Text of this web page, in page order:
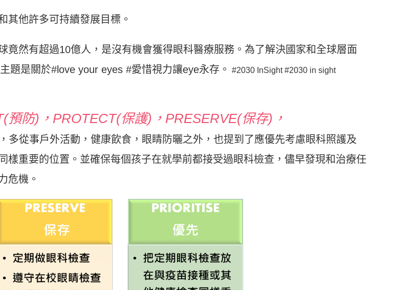
其他許多可持續發展目標。
然有超過10億人，是沒有機會獲得眼科醫療服務。為了解決國家和全球層面
題是關於#love your eyes #愛惜視力讓eye永存。
#2030 InSight #2030 in sight
預防)，PROTECT(保護)，PRESERVE(保存)，
多從事戶外活動，健康飲食，眼睛防曬之外，也提到了應優先考慮眼科照護及
重要的位置。並確保每個孩子在就學前都接受過眼科檢查，儘早發現和治療任
危機。